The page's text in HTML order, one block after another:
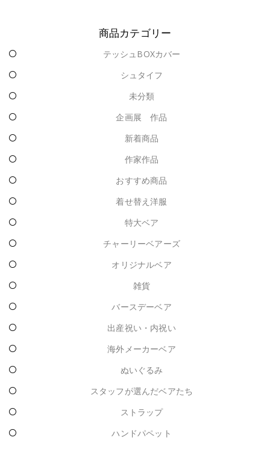
商品カテゴリー
テッシュBOXカバー
シュタイフ
未分類
企画展 作品
新着商品
作家作品
おすすめ商品
着せ替え洋服
特大ベア
チャーリーベアーズ
オリジナルベア
雑貨
バースデーベア
出産祝い・内祝い
海外メーカーベア
ぬいぐるみ
スタッフが選んだベアたち
ストラップ
ハンドパペット